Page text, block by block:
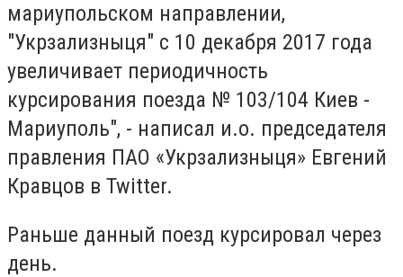
мариупольском направлении,
"Укрзализныця" с 10 декабря 2017 года
увеличивает периодичность
курсирования поезда № 103/104 Киев -
Мариуполь", - написал и.о. председателя
правления ПАО «Укрзализныця» Евгений
Кравцов в Twitter.
Раньше данный поезд курсировал через
день.